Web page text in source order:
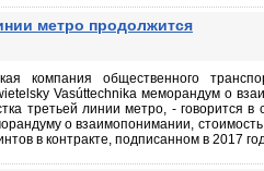
метро продолжится
компания общественного
Vasúttechnika меморандум о
третьей линии метро, - говорится
о взаимопонимании,
в контракте, подписанном в 2017